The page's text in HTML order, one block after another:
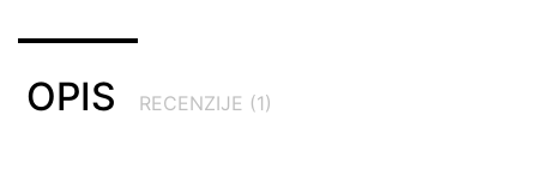
OPIS RECENZIJE (1)